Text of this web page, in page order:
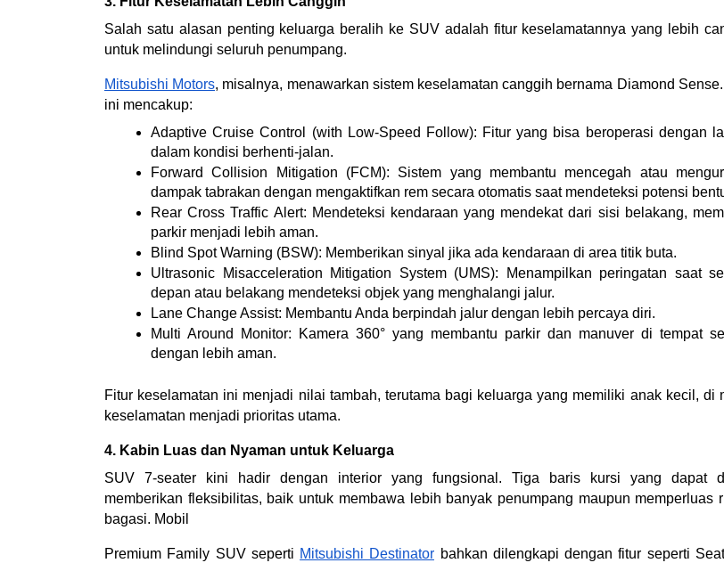
Salah satu alasan penting keluarga beralih ke SUV adalah fitur keselamatannya yang lebih
untuk melindungi seluruh penumpang.
Mitsubishi Motors, misalnya, menawarkan sistem keselamatan canggih bernama Diamond
ini mencakup:
Adaptive Cruise Control (with Low-Speed Follow): Fitur yang bisa beroperasi dengan
dalam kondisi berhenti-jalan.
Forward Collision Mitigation (FCM): Sistem yang membantu mencegah atau
dampak tabrakan dengan mengaktifkan rem secara otomatis saat mendeteksi potensi
Rear Cross Traffic Alert: Mendeteksi kendaraan yang mendekat dari sisi belakang,
parkir menjadi lebih aman.
Blind Spot Warning (BSW): Memberikan sinyal jika ada kendaraan di area titik buta.
Ultrasonic Misacceleration Mitigation System (UMS): Menampilkan peringatan saat
depan atau belakang mendeteksi objek yang menghalangi jalur.
Lane Change Assist: Membantu Anda berpindah jalur dengan lebih percaya diri.
Multi Around Monitor: Kamera 360° yang membantu parkir dan manuver di tempat
dengan lebih aman.
Fitur keselamatan ini menjadi nilai tambah, terutama bagi keluarga yang memiliki anak kecil, di
keselamatan menjadi prioritas utama.
4. Kabin Luas dan Nyaman untuk Keluarga
SUV 7-seater kini hadir dengan interior yang fungsional. Tiga baris kursi yang dapat
memberikan fleksibilitas, baik untuk membawa lebih banyak penumpang maupun memperluas
bagasi. Mobil
Premium Family SUV seperti Mitsubishi Destinator bahkan dilengkapi dengan fitur seperti